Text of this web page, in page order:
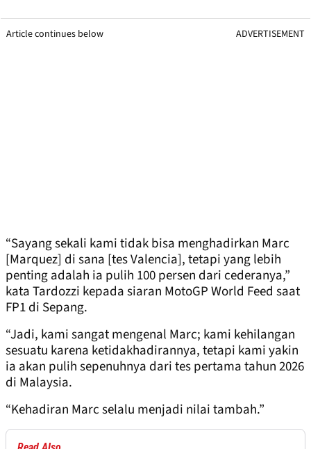
Article continues below ADVERTISEMENT
“Sayang sekali kami tidak bisa menghadirkan Marc
[Marquez] di sana [tes Valencia], tetapi yang lebih
penting adalah ia pulih 100 persen dari cederanya,”
kata Tardozzi kepada siaran MotoGP World Feed saat
FP1 di Sepang.
“Jadi, kami sangat mengenal Marc; kami kehilangan
sesuatu karena ketidakhadirannya, tetapi kami yakin
ia akan pulih sepenuhnya dari tes pertama tahun 2026
di Malaysia.
“Kehadiran Marc selalu menjadi nilai tambah.”